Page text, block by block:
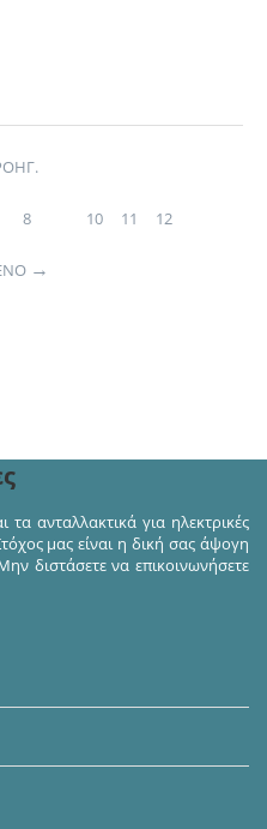
8 10 11 12
ανταλλακτικά για ηλεκτρικές
μας είναι η δική σας άψογη
διστάσετε να επικοινωνήσετε